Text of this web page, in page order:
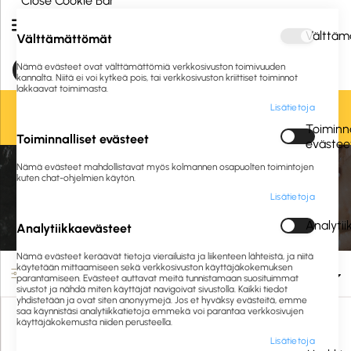
Oletko jo asiakkaamme? Kirjaudu sisään tai
Etusivu Siivous ja hygienia
Siivousvälineet
Harjat ja lakaisuvälineet
Pesuharjat
Suodata
Välttämättömät
Nämä evästeet ovat välttämättömiä verkkosivuston toimivuuden
kannalta. Niitä ei voi kytkeä pois, tai verkkosivuston kriittiset toiminnot
lakkaavat toimimasta.
Lisätietoja
Toiminnalliset evästeet
Nämä evästeet mahdollistavat myös kolmannen osapuolten toimintojen
kuten chat-ohjelmien käytön.
Lisätietoja
Analytiikkaevästeet
Nämä evästeet keräävät tietoja vierailuista ja liikenteen lähteistä, ja niitä
käytetään mittaamiseen sekä verkkosivuston käyttäjäkokemuksen
parantamiseen. Evästeet auttavat meitä tunnistamaan suosituimmat
sivustot ja nähdä miten käyttäjät navigoivat sivustolla. Kaikki tiedot
yhdistetään ja ovat siten anonyymejä. Jos et hyväksy evästeitä, emme
saa käynnistäsi analytiikkatietoja emmekä voi parantaa verkkosivujen
käyttäjäkokemusta niiden perusteella.
Lisätietoja